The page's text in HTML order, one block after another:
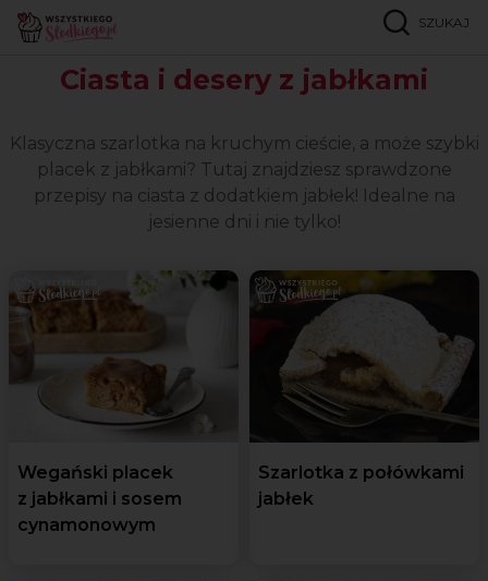
SZUKAJ
Strona główna
Ciasta i desery z jabłkami
Klasyczna szarlotka na kruchym cieście, a może szybki
placek z jabłkami? Tutaj znajdziesz sprawdzone
przepisy na ciasta z dodatkiem jabłek! Idealne na
jesienne dni i nie tylko!
Wegański placek
z jabłkami i sosem
cynamonowym
Szarlotka z połówkami
jabłek